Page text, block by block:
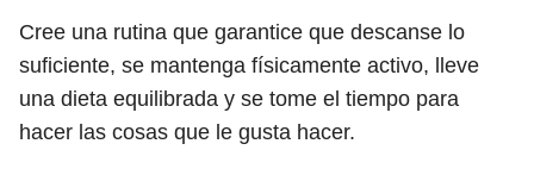
Cree una rutina que garantice que descanse lo
suficiente, se mantenga físicamente activo, lleve
una dieta equilibrada y se tome el tiempo para
hacer las cosas que le gusta hacer.